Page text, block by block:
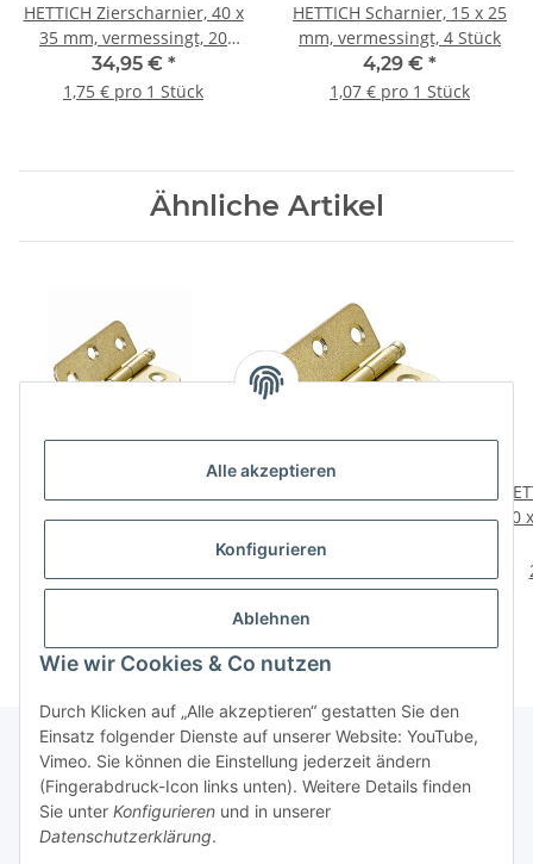
Alle akzeptieren
Konfigurieren
Ablehnen
Wie wir Cookies & Co nutzen
Durch Klicken auf „Alle akzeptieren“ gestatten Sie den
Einsatz folgender Dienste auf unserer Website: YouTube,
Vimeo. Sie können die Einstellung jederzeit ändern
(Fingerabdruck-Icon links unten). Weitere Details finden
Sie unter Konfigurieren und in unserer
Datenschutzerklärung.
HETTICH Zierscharnier, 40 x
35 mm, vermessingt, 20
Stück
34,95 € *
1,75 € pro 1 Stück
HETTICH Scharnier, 15 x 25
mm, vermessingt, 4 Stück
4,29 € *
1,07 € pro 1 Stück
Ähnliche Artikel
50 x 40 mm,
50 x 40 mm,
vermessingt, 2 Stück
4,70 €
Über uns